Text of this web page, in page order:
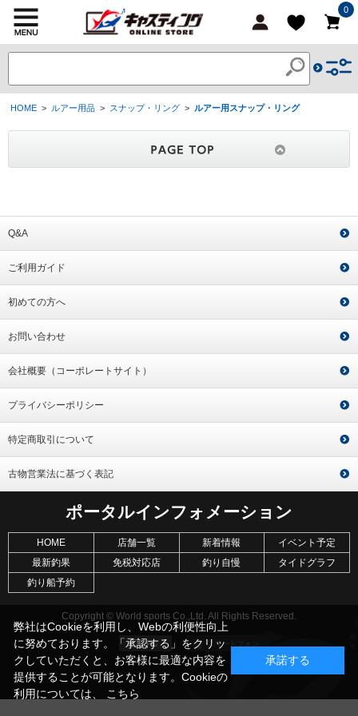
0
HOME > ルアー用品 > スナップ・リング > ルアー用スナップ・リング
Q&A
ご利用ガイド
初めての方へ
お問い合わせ
会社概要（コーポレートサイト）
プライバシーポリシー
特定商取引について
古物営業法に基づく表記
ポータルインフォメーション
HOME 店舗一覧 新着情報
イベント予定
最新釣果
免税対応店 釣り自慢
タイドグラフ
釣り船予約
Copyright © World sports Co.,Ltd. All Rights Reserved.
弊社はCookieを利用し、Webの利便性向上
に努めております。「承認する」をクリッ
クしていただくと、お客様に最適な内容を
提供することが可能となります。Cookieの
利用については、 こちら
承諾する